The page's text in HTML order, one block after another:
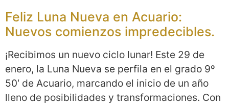
Feliz Luna Nueva en Acuario:
Nuevos comienzos impredecibles.
¡Recibimos un nuevo ciclo lunar! Este 29 de
enero, la Luna Nueva se perfila en el grado 9º
50′ de Acuario, marcando el inicio de un año
lleno de posibilidades y transformaciones. Con